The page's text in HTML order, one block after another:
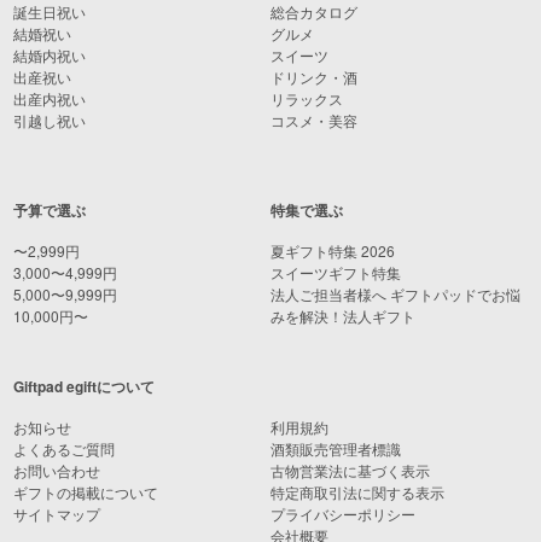
誕生日祝い
結婚祝い
結婚内祝い
出産祝い
出産内祝い
引越し祝い
予算で選ぶ
〜2,999円
3,000〜4,999円
5,000〜9,999円
10,000円〜
総合カタログ
グルメ
スイーツ
ドリンク・酒
リラックス
コスメ・美容
特集で選ぶ
夏ギフト特集 2026
スイーツギフト特集
法人ご担当者様へ ギフトパッドでお悩
みを解決！法人ギフト
Giftpad egiftについて
お知らせ
よくあるご質問
お問い合わせ
ギフトの掲載について
サイトマップ
利用規約
酒類販売管理者標識
古物営業法に基づく表示
特定商取引法に関する表示
プライバシーポリシー
会社概要